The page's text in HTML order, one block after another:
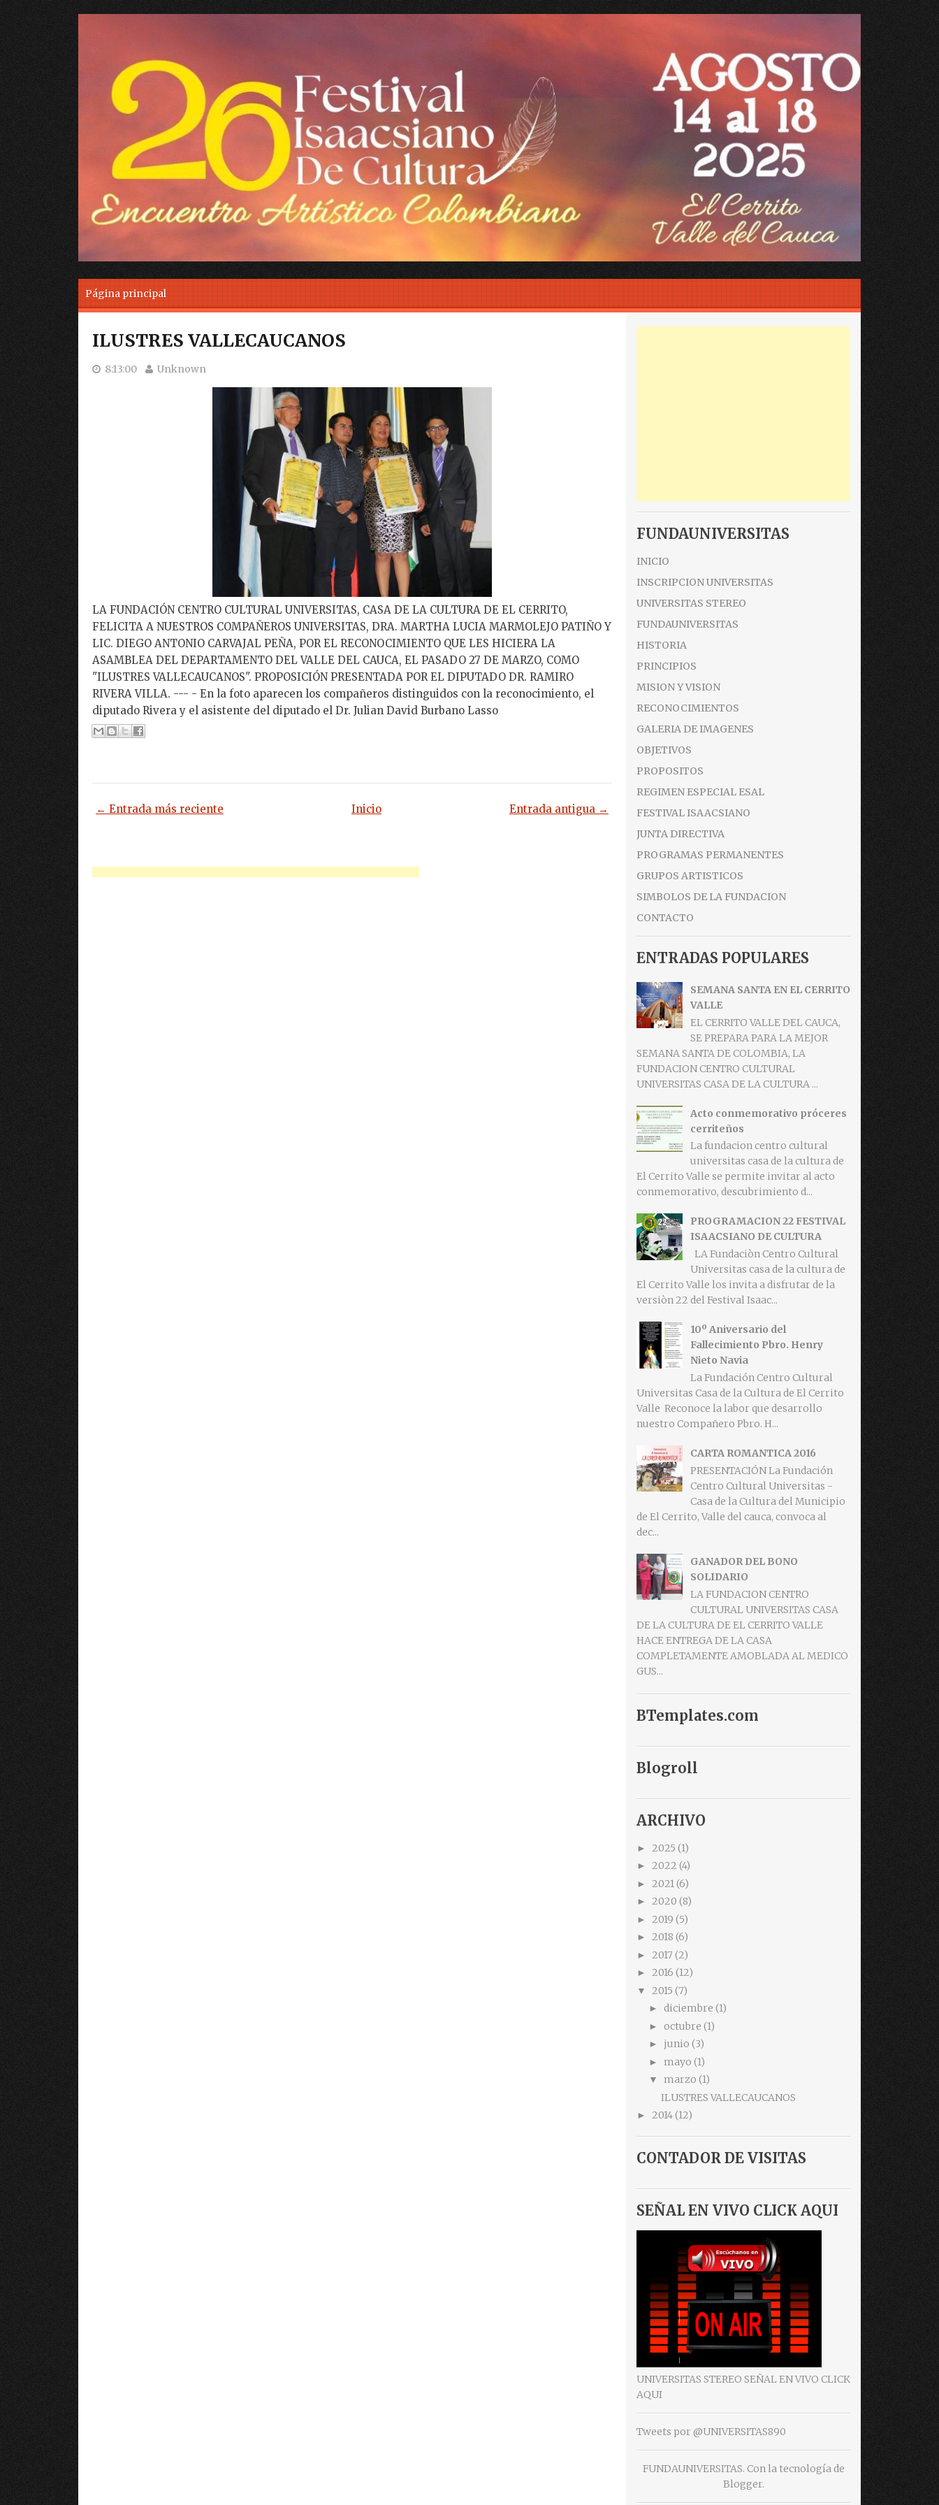
Skip to content
Página principal
ILUSTRES VALLECAUCANOS
8:13:00 Unknown
LA FUNDACIÓN CENTRO CULTURAL UNIVERSITAS, CASA DE LA CULTURA DE EL CERRITO,
FELICITA A NUESTROS COMPAÑEROS UNIVERSITAS, DRA. MARTHA LUCIA MARMOLEJO PATIÑO Y
LIC. DIEGO ANTONIO CARVAJAL PEÑA, POR EL RECONOCIMIENTO QUE LES HICIERA LA
ASAMBLEA DEL DEPARTAMENTO DEL VALLE DEL CAUCA, EL PASADO 27 DE MARZO, COMO
"ILUSTRES VALLECAUCANOS". PROPOSICIÓN PRESENTADA POR EL DIPUTADO DR. RAMIRO
RIVERA VILLA. --- - En la foto aparecen los compañeros distinguidos con la reconocimiento, el
diputado Rivera y el asistente del diputado el Dr. Julian David Burbano Lasso
← Entrada más reciente Entrada antigua →
Inicio
FUNDAUNIVERSITAS
INICIO
INSCRIPCION UNIVERSITAS
UNIVERSITAS STEREO
FUNDAUNIVERSITAS
HISTORIA
PRINCIPIOS
MISION Y VISION
RECONOCIMIENTOS
GALERIA DE IMAGENES
OBJETIVOS
PROPOSITOS
REGIMEN ESPECIAL ESAL
FESTIVAL ISAACSIANO
JUNTA DIRECTIVA
PROGRAMAS PERMANENTES
GRUPOS ARTISTICOS
SIMBOLOS DE LA FUNDACION
CONTACTO
ENTRADAS POPULARES
SEMANA SANTA EN EL CERRITO
VALLE
EL CERRITO VALLE DEL CAUCA,
SE PREPARA PARA LA MEJOR
SEMANA SANTA DE COLOMBIA, LA
FUNDACION CENTRO CULTURAL
UNIVERSITAS CASA DE LA CULTURA ...
Acto conmemorativo próceres
cerriteños
La fundacion centro cultural
universitas casa de la cultura de
El Cerrito Valle se permite invitar al acto
conmemorativo, descubrimiento d...
PROGRAMACION 22 FESTIVAL
ISAACSIANO DE CULTURA
LA Fundaciòn Centro Cultural
Universitas casa de la cultura de
El Cerrito Valle los invita a disfrutar de la
versiòn 22 del Festival Isaac...
10º Aniversario del
Fallecimiento Pbro. Henry
Nieto Navia
La Fundación Centro Cultural
Universitas Casa de la Cultura de El Cerrito
Valle Reconoce la labor que desarrollo
nuestro Compañero Pbro. H...
CARTA ROMANTICA 2016
PRESENTACIÓN La Fundación
Centro Cultural Universitas -
Casa de la Cultura del Municipio
de El Cerrito, Valle del cauca, convoca al
dec...
GANADOR DEL BONO
SOLIDARIO
LA FUNDACION CENTRO
CULTURAL UNIVERSITAS CASA
DE LA CULTURA DE EL CERRITO VALLE
HACE ENTREGA DE LA CASA
COMPLETAMENTE AMOBLADA AL MEDICO
GUS...
BTemplates.com
Blogroll
ARCHIVO
► 2025 (1)
► 2022 (4)
► 2021(6)
► 2020 (8)
► 2019 (5)
► 2018 (6)
► 2017 (2)
► 2016 (12)
▼ 2015 (7)
► diciembre (1)
► octubre (1)
► junio (3)
► mayo (1)
▼ marzo (1)
ILUSTRES VALLECAUCANOS
► 2014(12)
CONTADOR DE VISITAS
SEÑAL EN VIVO CLICK AQUI
UNIVERSITAS STEREO SEÑAL EN VIVO CLICK
AQUI
Tweets por @UNIVERSITAS890
FUNDAUNIVERSITAS. Con la tecnología de
Blogger.